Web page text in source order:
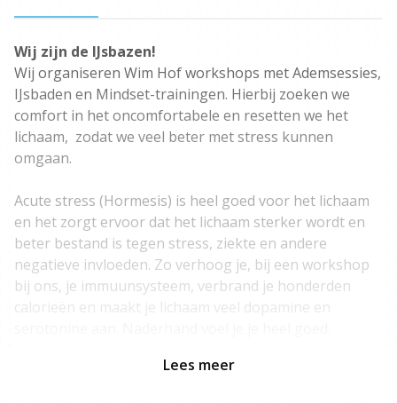
Wij zijn de IJsbazen!
Wij organiseren Wim Hof workshops met Ademsessies,
IJsbaden en Mindset-trainingen. Hierbij zoeken we
comfort in het oncomfortabele en resetten we het
lichaam, zodat we veel beter met stress kunnen
omgaan.
Acute stress (Hormesis) is heel goed voor het lichaam
en het zorgt ervoor dat het lichaam sterker wordt en
beter bestand is tegen stress, ziekte en andere
negatieve invloeden. Zo verhoog je, bij een workshop
bij ons, je immuunsysteem, verbrand je honderden
calorieën en maakt je lichaam veel dopamine en
Onze workshops is zijn uit te voeren op elke denkbare
Lees meer